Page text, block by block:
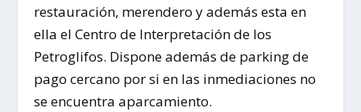
restauración, merendero y además esta en
ella el Centro de Interpretación de los
Petroglifos. Dispone además de parking de
pago cercano por si en las inmediaciones no
se encuentra aparcamiento.